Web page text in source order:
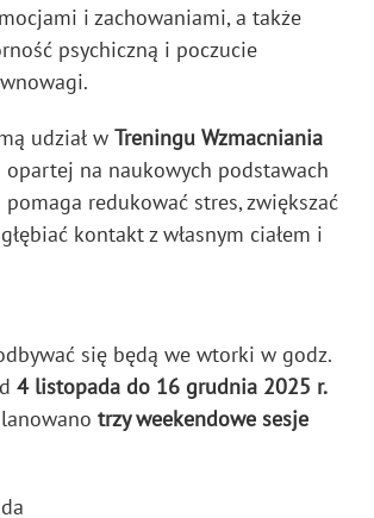
i zachowaniami, a także
psychiczną i poczucie
udział w Treningu Wzmacniania
opartej na naukowych podstawach
redukować stres, zwiększać
kontakt z własnym ciałem i
się będą we wtorki w godz.
4 listopada do 16 grudnia 2025 r.
trzy weekendowe sesje